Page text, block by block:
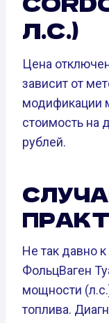
Л.С.)
Цена
зависит от
модификации
стоимость на
рублей.
Не так давно
ФольцВаген
мощности
топлива.